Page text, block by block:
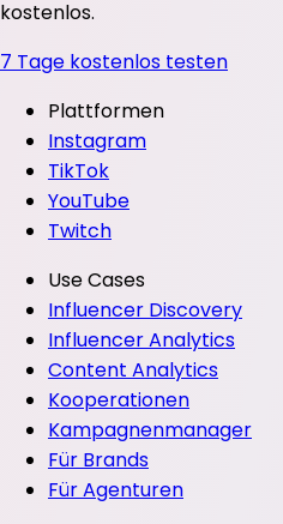
kostenlos.
7 Tage kostenlos testen
Plattformen
Instagram
TikTok
YouTube
Twitch
Use Cases
Influencer Discovery
Influencer Analytics
Content Analytics
Kooperationen
Kampagnenmanager
Für Brands
Für Agenturen